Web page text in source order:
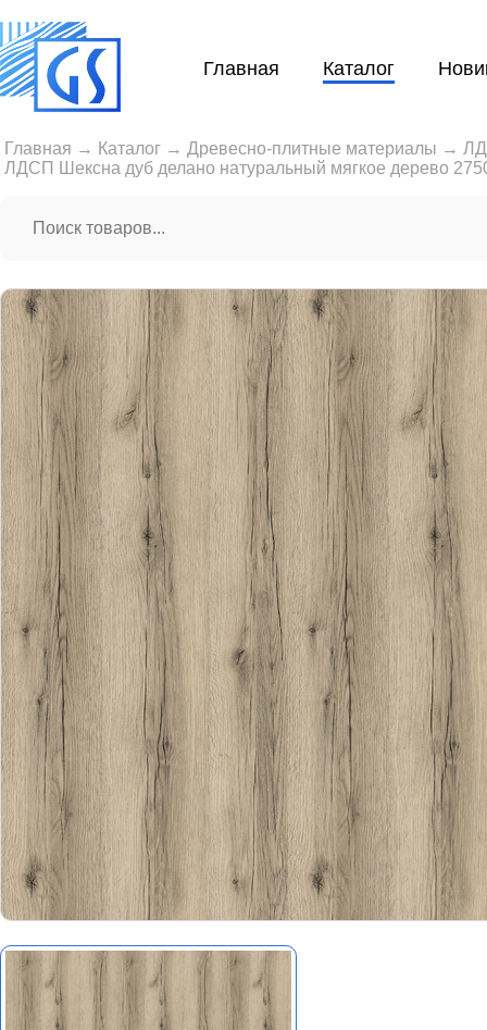
Главная Каталог
Главная → Каталог → Древесно-плитные материалы →
ЛДСП Шексна дуб делано натуральный мягкое дерево